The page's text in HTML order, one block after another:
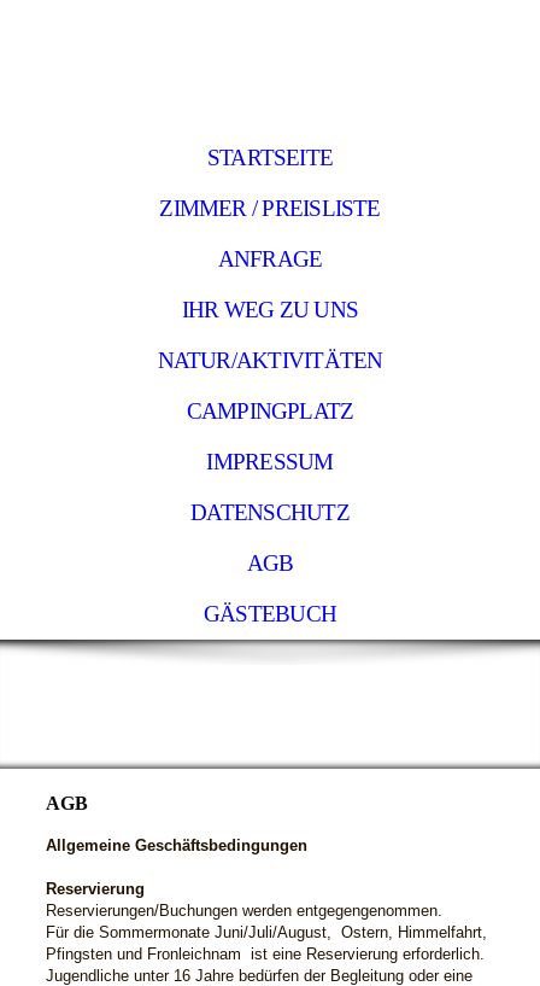
STARTSEITE
ZIMMER / PREISLISTE
ANFRAGE
IHR WEG ZU UNS
NATUR/AKTIVITÄTEN
CAMPINGPLATZ
IMPRESSUM
DATENSCHUTZ
AGB
GÄSTEBUCH
AGB
Allgemeine Geschäftsbedingungen
Reservierung
Reservierungen/Buchungen werden entgegengenommen.
Für die Sommermonate Juni/Juli/August, Ostern, Himmelfahrt,
Pfingsten und Fronleichnam ist eine Reservierung erforderlich.
Jugendliche unter 16 Jahre bedürfen der Begleitung oder eine